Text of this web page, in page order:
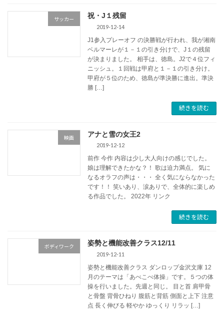
サッカー 祝・J１残留
2019-12-14
J1参入プレーオフ の決勝戦が行われ、我が湘南
ベルマーレが１－１の引き分けで、J１の残留
が決まりました。 相手は、徳島。J2で４位フィ
ニッシュ。１回戦は甲府と１－１の引き分け。
甲府が５位のため、徳島が準決勝に進出。準決
勝 […]
続きを読む
映画 アナと雪の女王2
2019-12-12
前作 今作 内容は少し大人向けの感じでした。
娘は理解できたかな？！ 歌は迫力満点。 気に
なるオラフの声は・・・ 全く気にならなかった
です！！ 笑いあり、涙ありで、全体的に楽しめ
る作品でした。 2022年 リンク
続きを読む
ボディワーク 姿勢と機能改善クラス12/11
2019-12-11
姿勢と機能改善クラス ダンロップ金沢文庫 12
月のテーマは「あべこべ体操」です。５つの体
操を行いました。先週と同じ。 目と首 肩甲骨
と骨盤 背骨ひねり 腹筋と背筋 側面と上下 注意
点 長く伸びる 軽やか ゆっくり リラッ […]